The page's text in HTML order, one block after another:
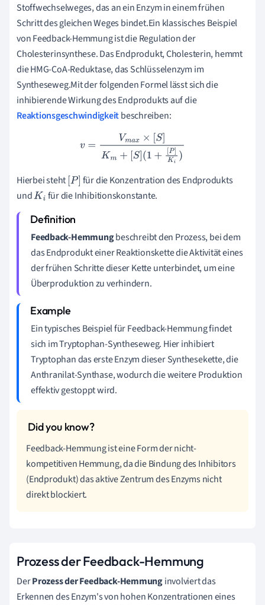
Stoffwechselweges, das an ein Enzym in einem frühen
Schritt des gleichen Weges bindet.Ein klassisches Beispiel
von Feedback-Hemmung ist die Regulation der
Cholesterinsynthese. Das Endprodukt, Cholesterin, hemmt
die HMG-CoA-Reduktase, das Schlüsselenzym im
Syntheseweg.Mit der folgenden Formel lässt sich die
inhibierende Wirkung des Endprodukts auf die
Reaktionsgeschwindigkeitbeschreiben:
v= Vm S]Km+ [S (1+
Hierbei steht [P] für die Konzentration des Endprodukts
undKi für die Inhibitionskonstante.
Feedback-Hemmungbeschreibt den Prozess, bei dem
das Endprodukt einer Reaktionskette die Aktivität eines
der frühen Schritte dieser Kette unterbindet, um eine
Überproduktion zu verhindern.
Ein typisches Beispiel für Feedback-Hemmung findet
sich im Tryptophan-Syntheseweg. Hier inhibiert
Tryptophan das erste Enzym dieser Synthesekette, die
Anthranilat-Synthase, wodurch die weitere Produktion
effektiv gestoppt wird.
Feedback-Hemmung ist eine Form der nicht-
kompetitiven Hemmung, da die Bindung des Inhibitors
(Endprodukt) das aktive Zentrum des Enzyms nicht
direkt blockiert.
Prozess der Feedback-Hemmung
DerProzess der Feedback-Hemmunginvolviert das
Erkennen des Enzym's von hohen Konzentrationen eines